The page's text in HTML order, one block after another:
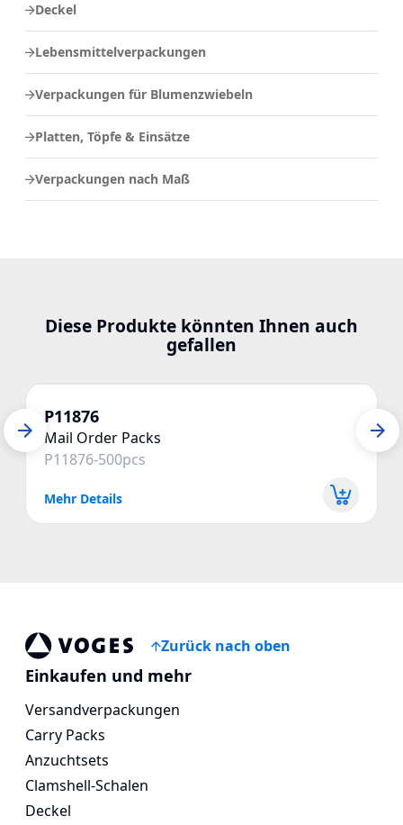
Deckel
Lebensmittelverpackungen
Verpackungen für Blumenzwiebeln
Platten, Töpfe & Einsätze
Verpackungen nach Maß
Diese Produkte könnten Ihnen auch
gefallen
P11876
Mail Order Packs
P11876-500pcs
Mehr Details
Voges Online Store
Zurück nach oben
Einkaufen und mehr
Versandverpackungen
Carry Packs
Anzuchtsets
Clamshell-Schalen
Deckel